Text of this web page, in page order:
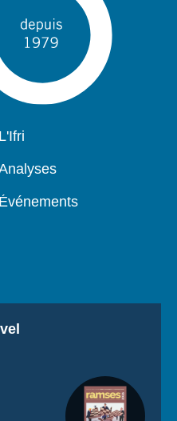
Navigation
L'Ifri
Événements